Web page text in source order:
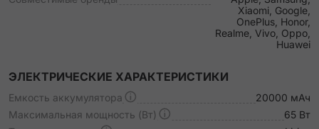
Xiaomi, Google,
OnePlus, Honor,
Realme, Vivo, Oppo,
Huawei
ЭЛЕКТРИЧЕСКИЕ ХАРАКТЕРИСТИКИ
Емкость аккумулятора
20000 мАч
Максимальная мощность (Вт)
65 Вт